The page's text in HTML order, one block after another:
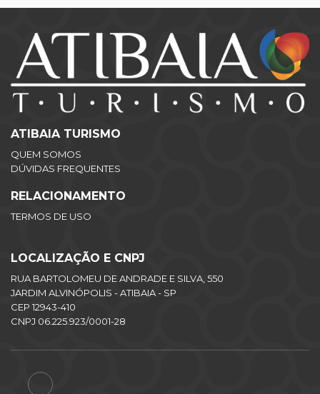
ATIBAIA TURISMO
QUEM SOMOS
DÚVIDAS FREQUENTES
RELACIONAMENTO
TERMOS DE USO
LOCALIZAÇÃO E CNPJ
RUA BARTOLOMEU DE ANDRADE E SILVA, 550
JARDIM ALVINÓPOLIS - ATIBAIA - SP
CEP 12943-410
CNPJ 06.225.923/0001-28